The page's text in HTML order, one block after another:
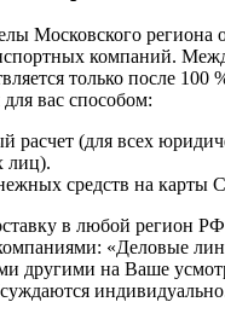
Московского региона
компаний.
только после 100
вас способом:
расчет (для всех
лиц).
средств на карты
в любой регион
«Деловые
другими на Ваше